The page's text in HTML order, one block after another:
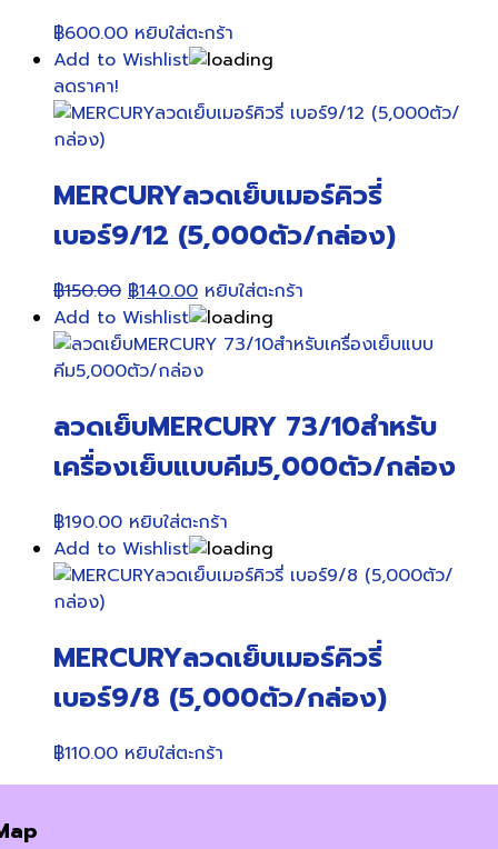
฿600.00 หยิบใส่ตะกร้า
Add to Wishlist
ลดราคา!
MERCURYลวดเย็บเมอร์คิวรี่
เบอร์9/12 (5,000ตัว/กล่อง)
฿150.00 Original
price
was:
฿150.00.
฿140.00Current
price
is:
฿140.00.
หยิบใส่ตะกร้า
Add to Wishlist
ลวดเย็บMERCURY 73/10สำหรับ
เครื่องเย็บแบบคีม5,000ตัว/กล่อง
฿190.00 หยิบใส่ตะกร้า
Add to Wishlist
MERCURYลวดเย็บเมอร์คิวรี่
เบอร์9/8 (5,000ตัว/กล่อง)
฿110.00 หยิบใส่ตะกร้า